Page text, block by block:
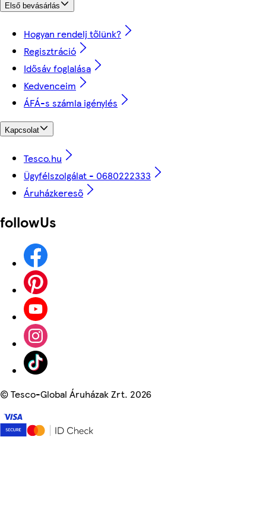
Első bevásárlás
Hogyan rendelj tőlünk?
Regisztráció
Idősáv foglalása
Kedvenceim
ÁFÁ-s számla igénylés
Kapcsolat
Tesco.hu
Ügyfélszolgálat - 0680222333
Áruházkereső
followUs
©Tesco-Global Áruházak Zrt. 2026